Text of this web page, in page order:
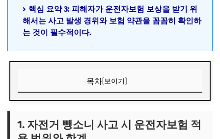
핵심 요약 3: 피해자가 운전자보험 보상을 받기 위
해서는 사고 발생 경위와 보험 약관을 꼼꼼히 확인하
는 것이 필수적이다.
목차[보이기]
1) 운전자보험이 자전거 사고에 적용되는 기본 원리
2) 보험 약관상 자전거 사고 보상 제한 요소
1. 자전거 뺑소니 사고 시 운전자보험 적